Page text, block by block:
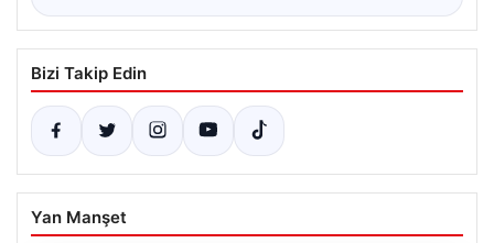
Bizi Takip Edin
Yan Manşet